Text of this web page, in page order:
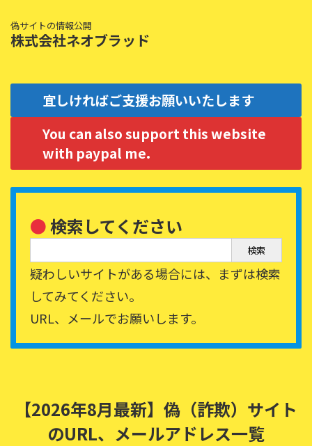
偽サイトの情報公開
株式会社ネオブラッド
宜しければご支援お願いいたします
You can also support this website
with paypal me.
●検索してください
検索
疑わしいサイトがある場合には、まずは検索
してみてください。
URL、メールでお願いします。
【2026年8月最新】偽（詐欺）サイト
のURL、メールアドレス一覧